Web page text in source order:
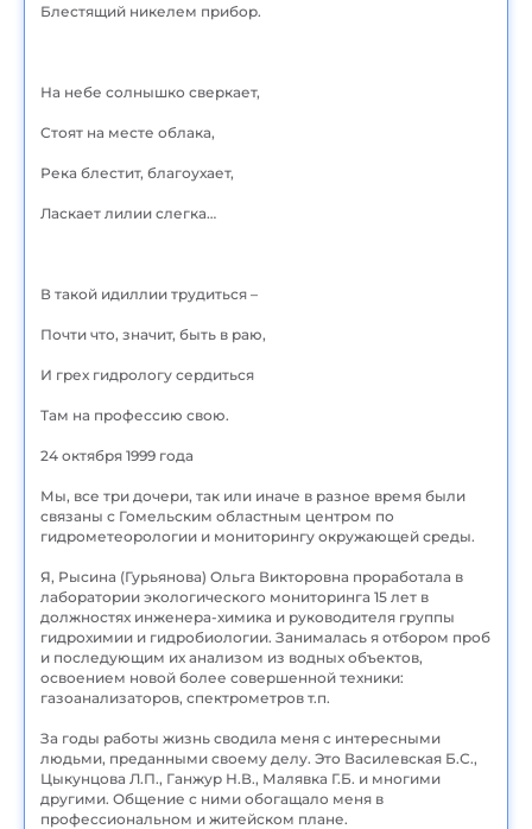
Блестящий никелем прибор.
На небе солнышко сверкает,
Стоят на месте облака,
Река блестит, благоухает,
Ласкает лилии слегка…
В такой идиллии трудиться –
Почти что, значит, быть в раю,
И грех гидрологу сердиться
Там на профессию свою.
24 октября 1999 года
Мы, все три дочери, так или иначе в разное время были
связаны с Гомельским областным центром по
гидрометеорологии и мониторингу окружающей среды.
Я, Рысина (Гурьянова) Ольга Викторовна проработала в
лаборатории экологического мониторинга 15 лет в
должностях инженера-химика и руководителя группы
гидрохимии и гидробиологии. Занималась я отбором проб
и последующим их анализом из водных объектов,
освоением новой более совершенной техники:
газоанализаторов, спектрометров т.п.
За годы работы жизнь сводила меня с интересными
людьми, преданными своему делу. Это Василевская Б.С.,
Цыкунцова Л.П., Ганжур Н.В., Малявка Г.Б. и многими
другими. Общение с ними обогащало меня в
профессиональном и житейском плане.